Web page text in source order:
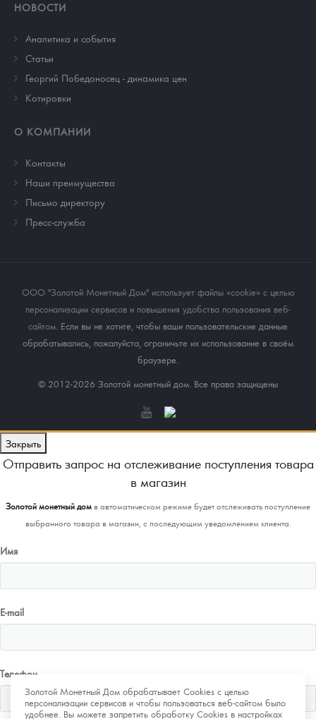
НОВОСТИ
Аналитика и события
Cтатьи
Георгий Победоносец - динамика цен
Котировки
О КОМПАНИИ
Контакты
Наши преимущества
Письмо директору
Пресс-служба
ООО "Золотой Монетный Дом" использует файлы «cookie» с целью
персонализации сервисов и повышения удобства пользования веб-
сайтом. Если вы не хотите, чтобы ваши пользовательские данные
обрабатывались, пожалуйста, ограничьте их использование в своём
браузере.
© 2012-2026 Золотой монетный дом. Все права защищены
Золотой Монетный Дом обрабатывает Cookies с целью
персонализации сервисов и чтобы пользоваться веб-сайтом было
удобнее. Вы можете запретить обработку Cookies в настройках
Закрыть
Отправить запрос на отслеживание поступления товара
в магазин
Золотой монетный домв автоматическом режиме будет отслеживать поступление
выбранного товара в магазин, с последующим уведомлением клиента.
Имя
E-mail
Телефон